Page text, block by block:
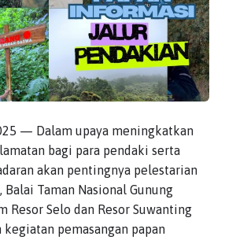
— Dalam upaya meningkatkan
bagi para pendaki serta
akan pentingnya pelestarian
Balai Taman Nasional Gunung
Resor Selo dan Resor Suwanting
pemasangan papan